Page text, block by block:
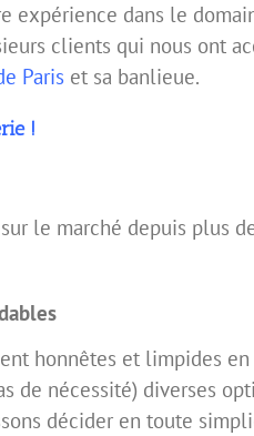
expérience dans le
clients qui nous ont
Paris et sa banlieue.
!
le marché depuis plus
honnêtes et limpides
de nécessité) diverses
décider en toute